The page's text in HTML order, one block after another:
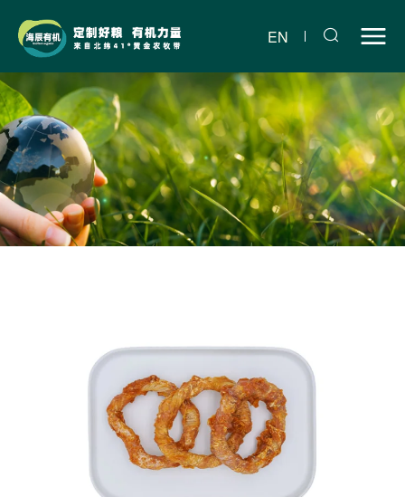
磨
牙
棒
07
EN